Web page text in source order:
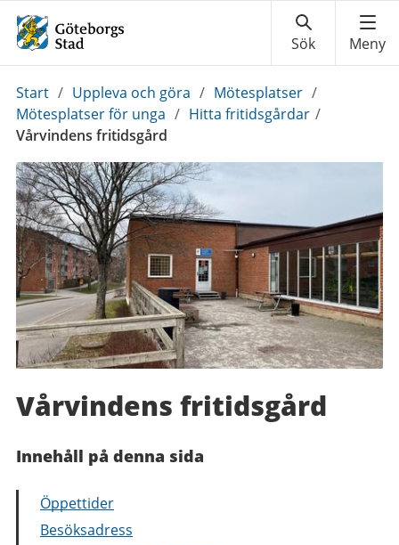
Du
är
här:
Start / Uppleva och göra / Mötesplatser /
Mötesplatser för unga / Hitta fritidsgårdar /
Vårvindens fritidsgård
Vårvindens fritidsgård
Innehåll på denna sida
Öppettider
Besöksadress